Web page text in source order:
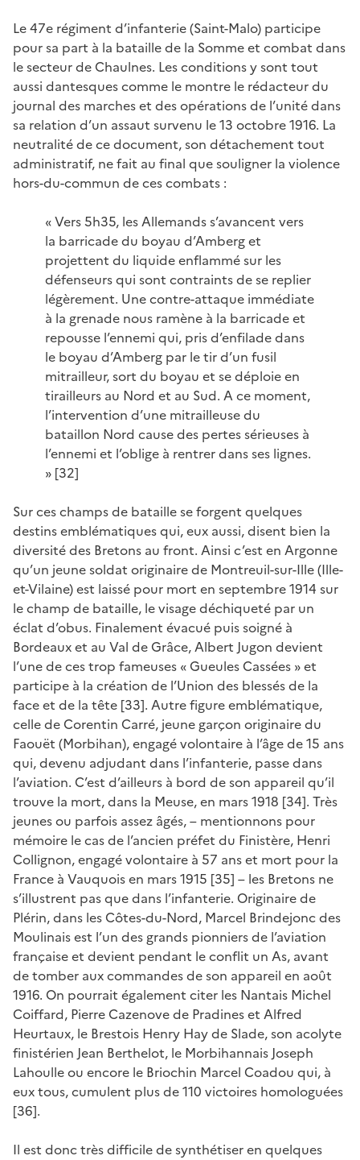
Le 47e régiment d’infanterie (Saint-Malo) participe
pour sa part à la bataille de la Somme et combat dans
le secteur de Chaulnes. Les conditions y sont tout
aussi dantesques comme le montre le rédacteur du
journal des marches et des opérations de l’unité dans
sa relation d’un assaut survenu le 13 octobre 1916. La
neutralité de ce document, son détachement tout
administratif, ne fait au final que souligner la violence
hors-du-commun de ces combats :
« Vers 5h35, les Allemands s’avancent vers
la barricade du boyau d’Amberg et
projettent du liquide enflammé sur les
défenseurs qui sont contraints de se replier
légèrement. Une contre-attaque immédiate
à la grenade nous ramène à la barricade et
repousse l’ennemi qui, pris d’enfilade dans
le boyau d’Amberg par le tir d’un fusil
mitrailleur, sort du boyau et se déploie en
tirailleurs au Nord et au Sud. A ce moment,
l’intervention d’une mitrailleuse du
bataillon Nord cause des pertes sérieuses à
l’ennemi et l’oblige à rentrer dans ses lignes.
» [32]
Sur ces champs de bataille se forgent quelques
destins emblématiques qui, eux aussi, disent bien la
diversité des Bretons au front. Ainsi c’est en Argonne
qu’un jeune soldat originaire de Montreuil-sur-Ille (Ille-
et-Vilaine) est laissé pour mort en septembre 1914 sur
le champ de bataille, le visage déchiqueté par un
éclat d’obus. Finalement évacué puis soigné à
Bordeaux et au Val de Grâce, Albert Jugon devient
l’une de ces trop fameuses « Gueules Cassées » et
participe à la création de l’Union des blessés de la
face et de la tête [33]. Autre figure emblématique,
celle de Corentin Carré, jeune garçon originaire du
Faouët (Morbihan), engagé volontaire à l’âge de 15 ans
qui, devenu adjudant dans l’infanterie, passe dans
l’aviation. C’est d’ailleurs à bord de son appareil qu’il
trouve la mort, dans la Meuse, en mars 1918 [34]. Très
jeunes ou parfois assez âgés, – mentionnons pour
mémoire le cas de l’ancien préfet du Finistère, Henri
Collignon, engagé volontaire à 57 ans et mort pour la
France à Vauquois en mars 1915 [35] – les Bretons ne
s’illustrent pas que dans l’infanterie. Originaire de
Plérin, dans les Côtes-du-Nord, Marcel Brindejonc des
Moulinais est l’un des grands pionniers de l’aviation
française et devient pendant le conflit un As, avant
de tomber aux commandes de son appareil en août
1916. On pourrait également citer les Nantais Michel
Coiffard, Pierre Cazenove de Pradines et Alfred
Heurtaux, le Brestois Henry Hay de Slade, son acolyte
finistérien Jean Berthelot, le Morbihannais Joseph
Lahoulle ou encore le Briochin Marcel Coadou qui, à
eux tous, cumulent plus de 110 victoires homologuées
[36].
Il est donc très difficile de synthétiser en quelques